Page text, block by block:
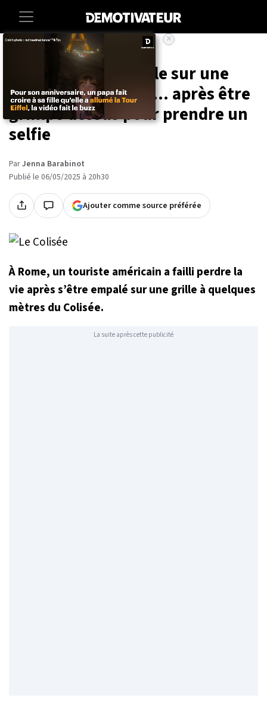
Societe
Un touriste s'empale sur une
barrière du Colisée... après être
grimpé dessus pour prendre un
selfie
ParJenna Barabinot
Publié le 06/05/2025 à 20h30
Ajouter comme source préférée
À Rome, un touriste américain a failli perdre la
vie après s’être empalé sur une grille à quelques
mètres du Colisée.
La suite après cette publicité
×